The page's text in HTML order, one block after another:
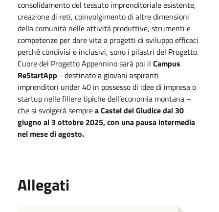
consolidamento del tessuto imprenditoriale esistente,
creazione di reti, coinvolgimento di altre dimensioni
della comunità nelle attività produttive, strumenti e
competenze per dare vita a progetti di sviluppo efficaci
perché condivisi e inclusivi, sono i pilastri del Progetto.
Cuore del Progetto Appennino sarà poi il Campus
ReStartApp - destinato a giovani aspiranti
imprenditori under 40 in possesso di idee di impresa o
startup nelle filiere tipiche dell’economia montana –
che si svolgerà semprea Castel del Giudice dal 30
giugno al 3 ottobre 2025, con una pausa intermedia
nel mese di agosto.
Allegati